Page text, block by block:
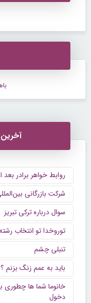
روابط خواهر برادر بعد
شرکت بازرگانی
سوال درباره ترکی تبریز
توروخدا تو انتخاب
تنبلی چشم
باید به عمم زنگ بزنم
خانوما شما ها چطوری
دخول